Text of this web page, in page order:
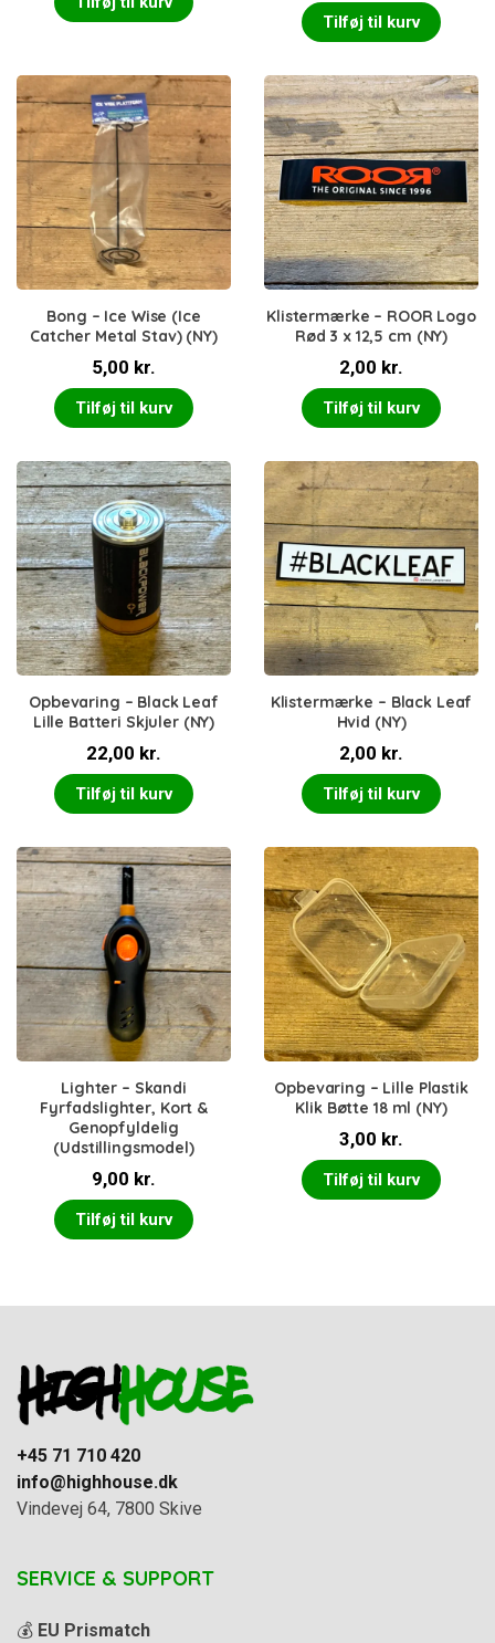
Tilføj til kurv
Bong – Ice Wise (Ice
Catcher Metal Stav) (NY)
5,00 kr.
Tilføj til kurv
Klistermærke – ROOR Logo
Rød 3 x 12,5 cm (NY)
2,00 kr.
Tilføj til kurv
Opbevaring – Black Leaf
Lille Batteri Skjuler (NY)
22,00 kr.
Tilføj til kurv
Klistermærke – Black Leaf
Hvid (NY)
2,00 kr.
Tilføj til kurv
Lighter – Skandi
Fyrfadslighter, Kort &
Genopfyldelig
(Udstillingsmodel)
9,00 kr.
Tilføj til kurv
Opbevaring – Lille Plastik
Klik Bøtte 18 ml (NY)
3,00 kr.
Tilføj til kurv
+45 71 710 420
info@highhouse.dk
Vindevej 64, 7800 Skive
SERVICE & SUPPORT
💰 EU Prismatch